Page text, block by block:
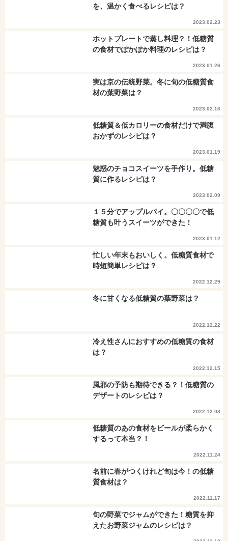
を、温かく食べるレシピは？
2023.02.23
ホットプレートで蒸し料理？！低糖質
の食材でぽかぽか料理のレシピは？
2023.01.26
実は京の伝統野菜。冬に旬の低糖質食
材の葉野菜は？
2023.02.16
低糖質＆低カロリーの食材だけで満腹
おかずのレシピは？
2023.01.19
魅惑のチョコスイーツを手作り。低糖
質に作るレシピは？
2023.02.09
１５分でアップルパイ。〇〇〇〇で低
糖質も叶うスイーツができた！
2023.01.12
忙しい年末もおいしく。低糖質食材で
時短簡単レシピは？
2022.12.29
冬に甘くなる低糖質の葉野菜は？
2022.12.22
冷え性さんにおすすめの低糖質の食材
は？
2022.12.15
風邪の予防も期待できる？！低糖質の
デザートのレシピは？
2022.12.08
低糖質のあの食材をビールが柔らかく
するって本当？！
2022.11.24
名前に春がつくけれど旬は今！の低糖
質食材は？
2022.11.17
旬の野菜でジャムができた！糖質を抑
えたお野菜ジャムのレシピは？